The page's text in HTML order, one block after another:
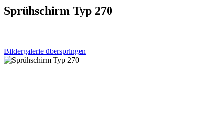
Sprühschirm Typ 270
Bildergalerie überspringen